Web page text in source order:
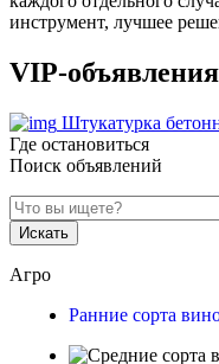
инструмент, лучшее
VIP-объявления
Штукатурка
Где остановиться
Поиск объявлений
Искать
Агро
Ранние сорта